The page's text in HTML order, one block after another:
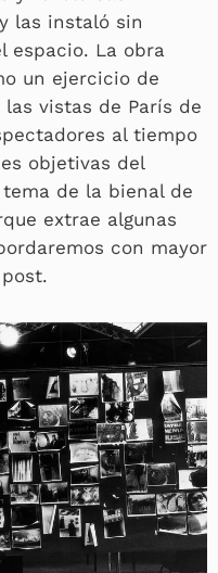
las instaló sin
espacio. La obra
un ejercicio de
vistas de París de
al tiempo
objetivas del
de la bienal de
extrae algunas
con mayor